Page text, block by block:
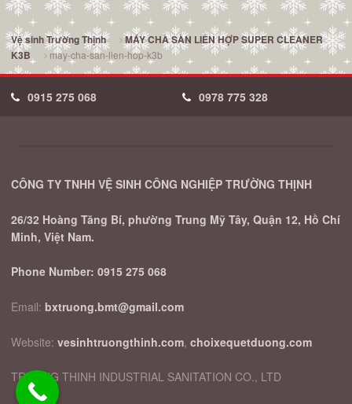
Vệ sinh Trường Thịnh
MÁY CHÀ SÀN LIÊN HỢP SUPER CLEANER
K3B
may-cha-san-lien-hop-k3b
0915 275 068 0978 775 328
CÔNG TY TNHH VỆ SINH CÔNG NGHIỆP TRƯỜNG THỊNH
26/32 Hoàng Tăng Bí, phường Trung Mỹ Tây, Quận 12, Hồ Chí
Minh, Việt Nam.
Phone Number: 0915 275 068
Email: bxtruong.bmt@gmail.com
Website: vesinhtruongthinh.com, choixequetduong.com
TRUONG THINH INDUSTRIAL SANITATION CO., LTD